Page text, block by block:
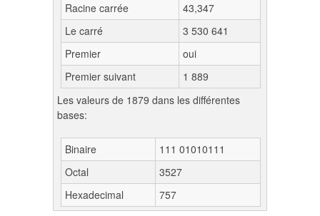
Racine carrée
43,347
Le carré
3 530 641
Premier
oui
Premier suivant
1 889
Les valeurs de 1879 dans les différentes
bases:
Binaire
111 01010111
Octal
3527
Hexadecimal
757